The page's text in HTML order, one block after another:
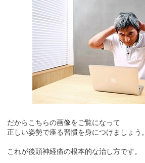
だからこちらの画像をご覧になって
正しい姿勢で座る習慣を身につけましょう。
これが後頭神経痛の根本的な治し方です。